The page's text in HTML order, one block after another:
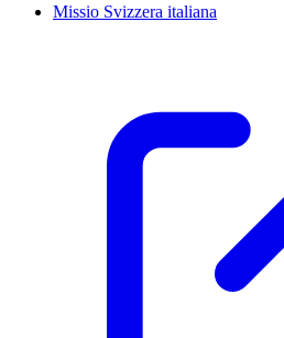
Missio Svizzera italiana